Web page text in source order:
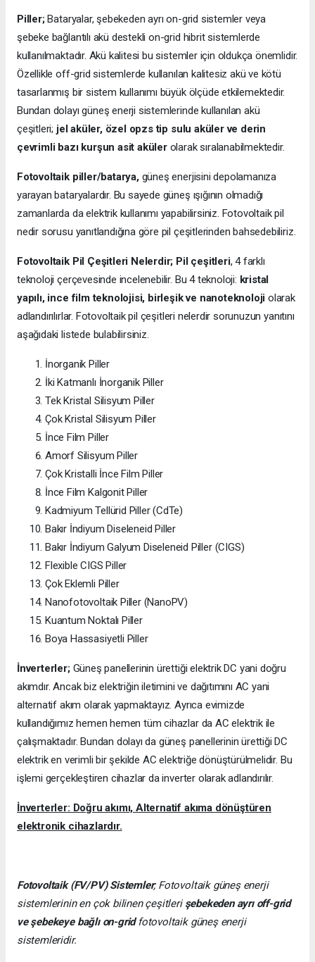
Piller;Bataryalar, şebekeden ayrı on-grid sistemler veya
şebeke bağlantılı akü destekli on-grid hibrit sistemlerde
kullanılmaktadır. Akü kalitesi bu sistemler için oldukça önemlidir.
Özellikle off-grid sistemlerde kullanılan kalitesiz akü ve kötü
tasarlanmış bir sistem kullanımı büyük ölçüde etkilemektedir.
Bundan dolayı güneş enerji sistemlerinde kullanılan akü
çeşitleri; jel aküler, özel opzs tip sulu aküler ve derin
çevrimli bazı kurşun asit akülerolarak sıralanabilmektedir.
Fotovoltaik piller/batarya,güneş enerjisini depolamanıza
yarayan bataryalardır. Bu sayede güneş ışığının olmadığı
zamanlarda da elektrik kullanımı yapabilirsiniz. Fotovoltaik pil
nedir sorusu yanıtlandığına göre pil çeşitlerinden bahsedebiliriz.
Fotovoltaik Pil Çeşitleri Nelerdir; Pil çeşitleri, 4 farklı
teknoloji çerçevesinde incelenebilir. Bu 4 teknoloji: kristal
yapılı, ince film teknolojisi, birleşik ve nanoteknoloji olarak
adlandırılırlar. Fotovoltaik pil çeşitleri nelerdir sorunuzun yanıtını
aşağıdaki listede bulabilirsiniz.
İnorganik Piller
İki Katmanlı İnorganik Piller
Tek Kristal Silisyum Piller
Çok Kristal Silisyum Piller
İnce Film Piller
Amorf Silisyum Piller
Çok Kristalli İnce Film Piller
İnce Film Kalgonit Piller
Kadmiyum Tellürid Piller (CdTe)
Bakır İndiyum Diseleneid Piller
Bakır İndiyum Galyum Diseleneid Piller (CIGS)
Flexible CIGS Piller
Çok Eklemli Piller
Nanofotovoltaik Piller (NanoPV)
Kuantum Noktalı Piller
Boya Hassasiyetli Piller
İnverterler;Güneş panellerinin ürettiği elektrik DC yani doğru
akımdır. Ancak biz elektriğin iletimini ve dağıtımını AC yani
alternatif akım olarak yapmaktayız. Ayrıca evimizde
kullandığımız hemen hemen tüm cihazlar da AC elektrik ile
çalışmaktadır. Bundan dolayı da güneş panellerinin ürettiği DC
elektrik en verimli bir şekilde AC elektriğe dönüştürülmelidir. Bu
işlemi gerçekleştiren cihazlar da inverter olarak adlandırılır.
İnverterler: Doğru akımı, Alternatif akıma dönüştüren
elektronik cihazlardır.
Fotovoltaik (FV/PV) Sistemler; Fotovoltaik güneş enerji
sistemlerinin en çok bilinen çeşitleri şebekeden ayrı off-grid
ve şebekeye bağlı on-gridfotovoltaik güneş enerji
sistemleridir.